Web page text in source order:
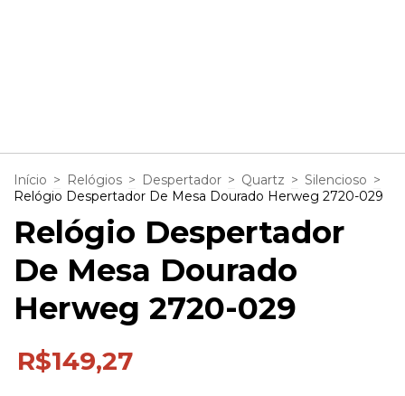
Início > Relógios > Despertador > Quartz > Silencioso >
Relógio Despertador De Mesa Dourado Herweg 2720-029
Relógio Despertador
De Mesa Dourado
Herweg 2720-029
R$149,27